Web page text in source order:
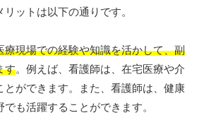
ットは以下の通りです。
療現場での経験や知識を活かして、副
す。例えば、看護師は、在宅医療や介
とができます。また、看護師は、健康
も活躍することができます。